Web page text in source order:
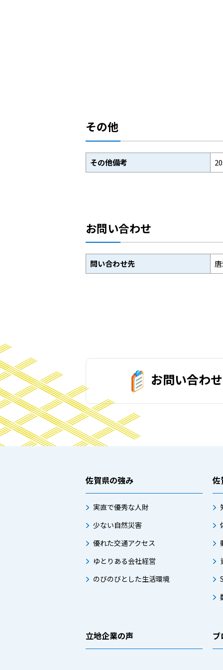
その他
その他備考
お問い合わせ
問い合わせ先
お問い合わ
佐賀県の強み
実直で優秀な人財
少ない自然災害
優れた交通アクセス
ゆとりある会社経営
のびのびとした生活環境
佐
立地企業の声 ブ